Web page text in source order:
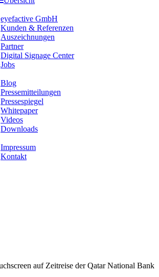
eyefactive GmbH
Kunden & Referenzen
Auszeichnungen
Partner
Digital Signage Center
Jobs
Blog
Pressemitteilungen
Pressespiegel
Whitepaper
Videos
Downloads
Impressum
Kontakt